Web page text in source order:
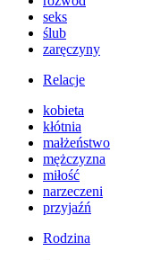
seks
ślub
zaręczyny
Relacje
kobieta
kłótnia
małżeństwo
mężczyzna
miłość
narzeczeni
przyjaźń
Rodzina